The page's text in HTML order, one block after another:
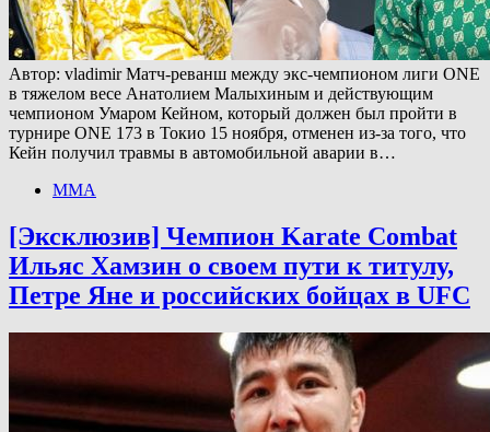
Автор: vladimir Матч-реванш между экс-чемпионом лиги ONE
в тяжелом весе Анатолием Малыхиным и действующим
чемпионом Умаром Кейном, который должен был пройти в
турнире ONE 173 в Токио 15 ноября, отменен из-за того, что
Кейн получил травмы в автомобильной аварии в…
ММА
[Эксклюзив] Чемпион Karate Combat
Ильяс Хамзин о своем пути к титулу,
Петре Яне и российских бойцах в UFC